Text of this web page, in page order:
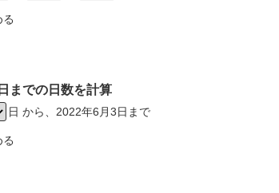
る
までの日数を計算
日 から、2022年6月3日まで
る